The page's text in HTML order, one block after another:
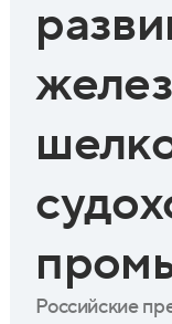
Российские